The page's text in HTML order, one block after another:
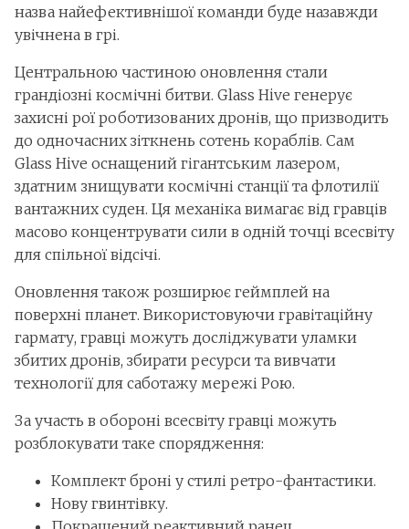
назва найефективнішої команди буде назавжди
увічнена в грі.
Центральною частиною оновлення стали
грандіозні космічні битви. Glass Hive генерує
захисні рої роботизованих дронів, що призводить
до одночасних зіткнень сотень кораблів. Сам
Glass Hive оснащений гігантським лазером,
здатним знищувати космічні станції та флотилії
вантажних суден. Ця механіка вимагає від гравців
масово концентрувати сили в одній точці всесвіту
для спільної відсічі.
Оновлення також розширює геймплей на
поверхні планет. Використовуючи гравітаційну
гармату, гравці можуть досліджувати уламки
збитих дронів, збирати ресурси та вивчати
технології для саботажу мережі Рою.
За участь в обороні всесвіту гравці можуть
розблокувати таке спорядження:
Комплект броні у стилі ретро-фантастики.
Нову гвинтівку.